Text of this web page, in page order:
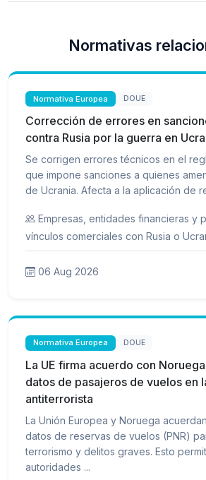
Normativas
Normativa Europea DOUE
Corrección de errores en
contra Rusia por la guerra en
Se corrigen errores técnicos en el
que impone sanciones a quienes
de Ucrania. Afecta a la aplicación de
Empresas, entidades financieras y
vínculos comerciales con Rusia o
06 Aug 2026
Normativa Europea DOUE
La UE firma acuerdo con
datos de pasajeros de vuelos en
antiterrorista
La Unión Europea y Noruega
datos de reservas de vuelos (PNR)
terrorismo y delitos graves. Esto
autoridades ...